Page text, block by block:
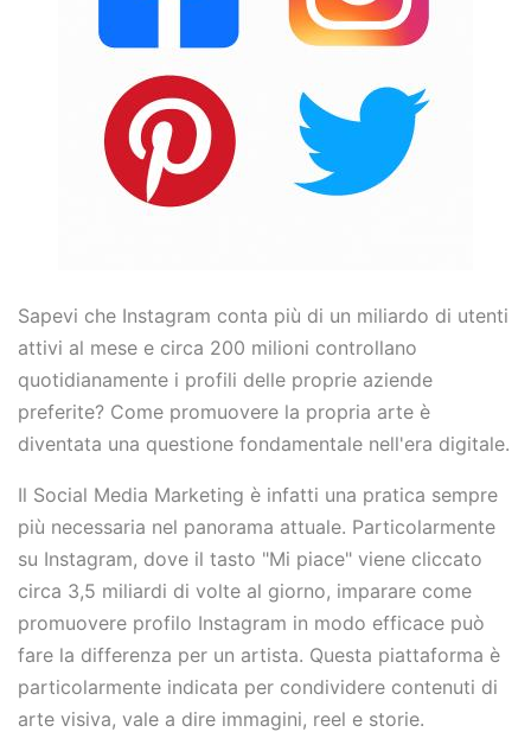
Sapevi che Instagram conta più di un miliardo di utenti
attivi al mese e circa 200 milioni controllano
quotidianamente i profili delle proprie aziende
preferite? Come promuovere la propria arte è
diventata una questione fondamentale nell'era digitale.
Il Social Media Marketing è infatti una pratica sempre
più necessaria nel panorama attuale. Particolarmente
su Instagram, dove il tasto "Mi piace" viene cliccato
circa 3,5 miliardi di volte al giorno, imparare come
promuovere profilo Instagram in modo efficace può
fare la differenza per un artista. Questa piattaforma è
particolarmente indicata per condividere contenuti di
arte visiva, vale a dire immagini, reel e storie.